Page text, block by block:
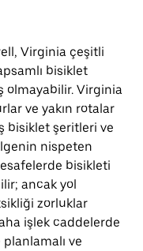
Virginia çeşitli
bisiklet
olmayabilir. Virginia
ve yakın rotalar
bisiklet şeritleri ve
nispeten
bisikleti
ancak yol
zorluklar
işlek caddelerde
ve